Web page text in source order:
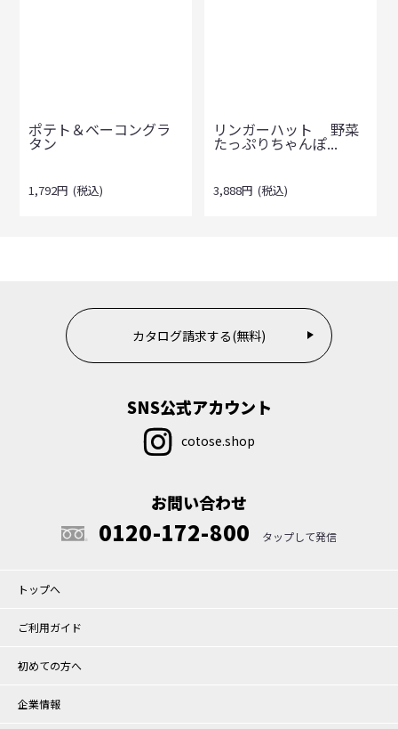
ポテト＆ベーコングラ
タン
1,792円 (税込)
リンガーハット 野菜
たっぷりちゃんぽ...
3,888円 (税込)
カタログ請求する(無料)
SNS公式アカウント
cotose.shop
お問い合わせ
0120-172-800
トップへ
ご利用ガイド
初めての方へ
企業情報